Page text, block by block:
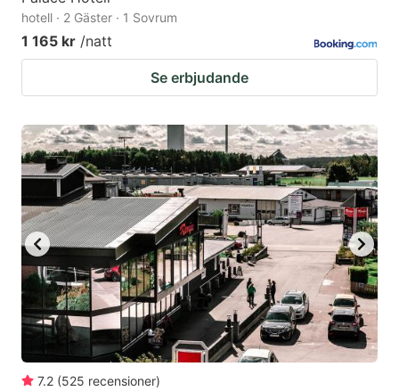
hotell · 2 Gäster · 1 Sovrum
1 165 kr /natt
Se erbjudande
7.2 (525 recensioner)